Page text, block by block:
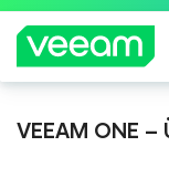
Hinweise von
VEEAM ONE –